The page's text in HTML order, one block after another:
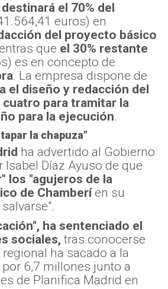
el 70% del
euros) en
del proyecto básico
que el 30% restante
es en concepto de
. La empresa dispone de
el diseño y redacción del
cuatro para tramitar la
para la ejecución.
la chapuza"
ha advertido al Gobierno
Isabel Díaz Ayuso de que
los "agujeros de la
de Chamberíen su
ha sentenciado el
sociales, tras conocerse
ha sacado a la
6,7 millones junto a
de Planifica Madrid en